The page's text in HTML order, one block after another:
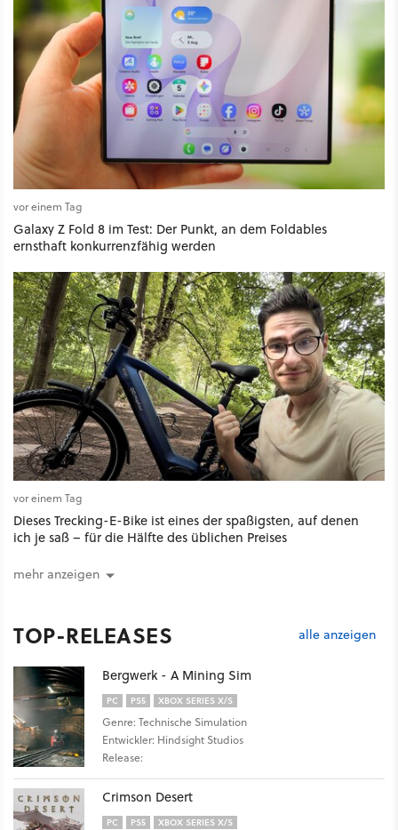
vor einem Tag
Galaxy Z Fold 8 im Test: Der Punkt, an dem Foldables
ernsthaft konkurrenzfähig werden
vor einem Tag
Dieses Trecking-E-Bike ist eines der spaßigsten, auf denen
ich je saß – für die Hälfte des üblichen Preises
mehr anzeigen
TOP-RELEASES alle anzeigen
Bergwerk - A Mining Sim
PC PS5 XBOX SERIES X/S
Genre: Technische Simulation
Entwickler: Hindsight Studios
Release:
Crimson Desert
PC PS5 XBOX SERIES X/S